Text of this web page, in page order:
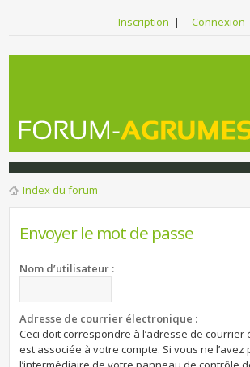
Inscription | Connexion
Index du forum
Envoyer le mot de passe
Nom d’utilisateur :
Adresse de courrier électronique :
Ceci doit correspondre à l’adresse de courrier
est associée à votre compte. Si vous ne